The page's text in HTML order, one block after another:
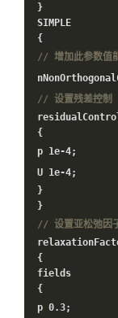
}
SIMPLE
{
// 增加此参数值
// 设置残差控制
{
p 1e-4;
U 1e-4;
}
}
// 设置亚松弛因
{
fields
{
p 0.3;